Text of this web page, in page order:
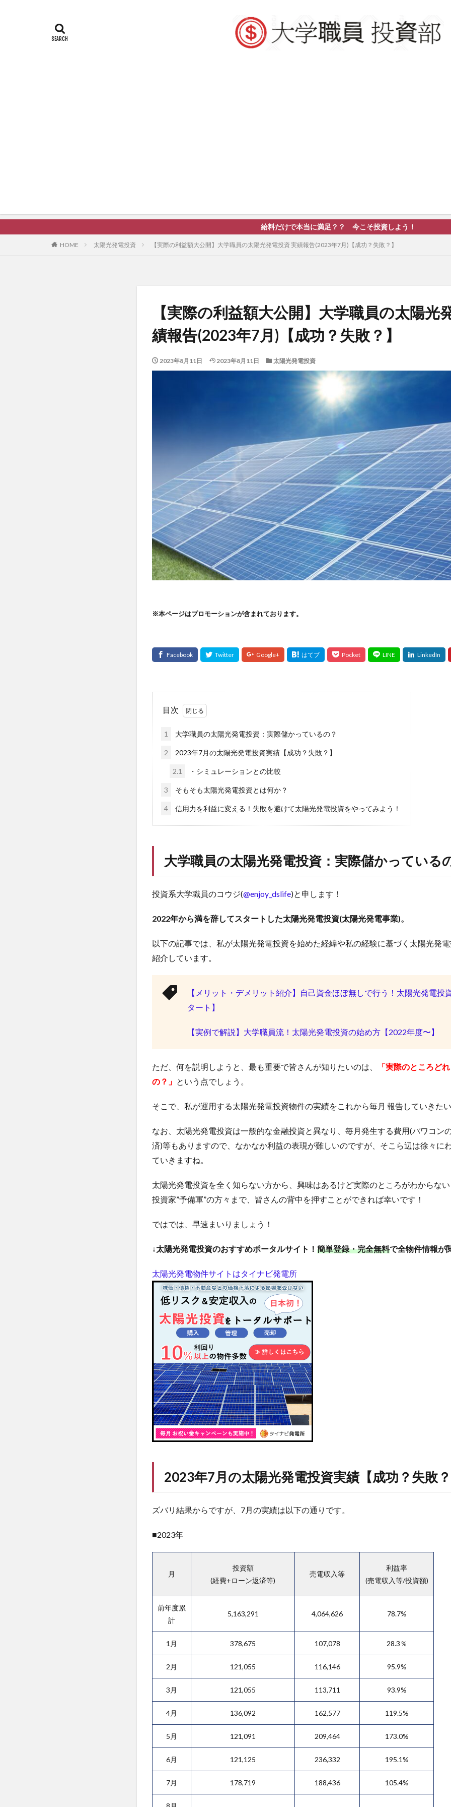
給料だけで本当に満足？？ 今こそ投資しよう！
HOME 太陽光発電投資 【実際の利益額大公開】大学職員の太陽光発電投資 実績報告(2023年7月)【成功？失敗？】
【実際の利益額大公開】大学職員の太陽光
績報告(2023年7月)【成功？失敗？】
2023年8月11日 2023年8月11日 太陽光発電投資
※本ページはプロモーションが含まれております。
目次
1 大学職員の太陽光発電投資：実際儲かっているの？
2 2023年7月の太陽光発電投資実績【成功？失敗？】
2.1 ・シミュレーションとの比較
3 そもそも太陽光発電投資とは何か？
4 信用力を利益に変える！失敗を避けて太陽光発電投資をやってみよう！
大学職員の太陽光発電投資：実際儲かっている
投資系大学職員のコウジ(@enjoy_dslife)と申します！
2022年から満を辞してスタートした太陽光発電投資(太陽光発電事業)。
以下の記事では、私が太陽光発電投資を始めた経緯や私の経験に基づく太陽光発
紹介しています。
【メリット・デメリット紹介】自己資金ほぼ無しで行う！太陽光発電投
タート】
【実例で解説】大学職員流！太陽光発電投資の始め方【2022年度〜】
ただ、何を説明しようと、最も重要で皆さんが知りたいのは、
「実際のところど
の？」 という点でしょう。
そこで、私が運用する太陽光発電投資物件の実績をこれから毎月 報告していきた
なお、太陽光発電投資は一般的な金融投資と異なり、毎月発生する費用(パワコン
済)等もありますので、なかなか利益の表現が難しいのですが、そこら辺は徐々に
ていきますね。
太陽光発電投資を全く知らない方から、興味はあるけど実際のところがわからな
投資家”予備軍”の方々まで、皆さんの背中を押すことができれば幸いです！
ではでは、早速まいりましょう！
↓太陽光発電投資のおすすめポータルサイト！ 簡単登録・完全無料で全物件情報が
太陽光発電物件サイトはタイナビ発電所
2023年7月の太陽光発電投資実績【成功？失敗
ズバリ結果からですが、7月の実績は以下の通りです。
■2023年
月
投資額
(経費+ローン返済等)
売電収入等
利益率
(売電収入等/投資額)
前年度累
計
5,163,291 4,064,626 78.7%
1月 378,675 107,078 28.3％
2月 121,055 116,146 95.9%
3月 121,055 113,711 93.9%
4月 136,092 162,577 119.5%
5月 121,091 209,464 173.0%
6月 121,125 236,332 195.1%
7月 178,719 188,436 105.4%